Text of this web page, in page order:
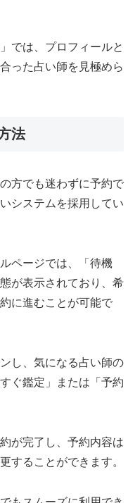
では、プロフィールと
った占い師を見極めら
法
方でも迷わずに予約で
システムを採用してい
ページでは、「待機
が表示されており、希
に進むことが可能で
し、気になる占い師の
ぐ鑑定」または「予約
が完了し、予約内容は
することができます。